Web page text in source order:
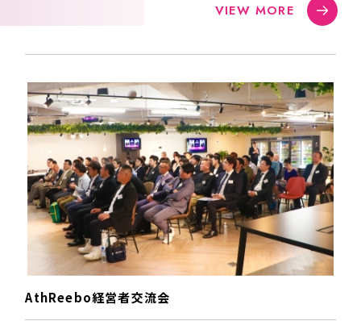
VIEW MORE
AthReebo経営者交流会